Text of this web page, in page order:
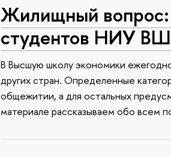
Жилищный вопрос:
студентов НИУ
В Высшую школу экономики
других стран. Определенные
общежитии, а для остальных
материале рассказываем обо всем